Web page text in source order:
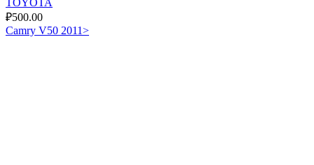
TOYOTA
₽500.00
Camry V50 2011>